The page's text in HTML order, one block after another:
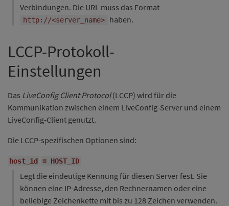
Verbindungen. Die URL muss das Format
http://<server_name> haben.
LCCP-Protokoll-
Einstellungen
Das LiveConfig Client Protocol(LCCP) wird für die
Kommunikation zwischen einem LiveConfig-Server und einem
LiveConfig-Client genutzt.
Die LCCP-spezifischen Optionen sind:
host_id = HOST_ID
Legt die eindeutige Kennung für diesen Server fest. Sie
können eine IP-Adresse, den Rechnernamen oder eine
beliebige Zeichenkette mit bis zu 128 Zeichen verwenden.